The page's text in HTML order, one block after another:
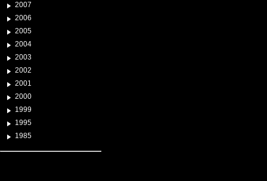
2007
2006
2005
2004
2003
2002
2001
2000
1999
1995
1985